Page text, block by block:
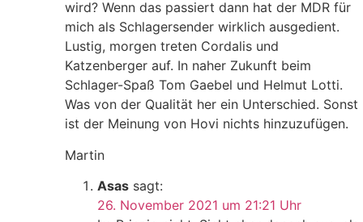
wird? Wenn das passiert dann hat der MDR für
mich als Schlagersender wirklich ausgedient.
Lustig, morgen treten Cordalis und
Katzenberger auf. In naher Zukunft beim
Schlager-Spaß Tom Gaebel und Helmut Lotti.
Was von der Qualität her ein Unterschied. Sonst
ist der Meinung von Hovi nichts hinzuzufügen.
Martin
Asas sagt:
26. November 2021 um 21:21 Uhr